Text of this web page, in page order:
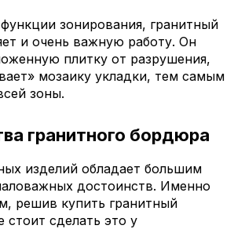
зонирования, гранитный
и очень важную работу. Он
плитку от разрушения,
мозаику укладки, тем самым
зоны.
гранитного бордюра
изделий обладает большим
достоинств. Именно
решив купить гранитный
сделать это у